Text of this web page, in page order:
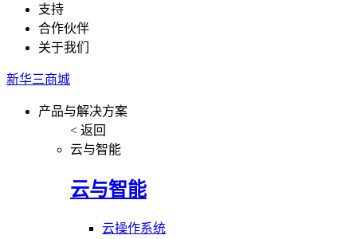
支持
合作伙伴
关于我们
新华三商城
产品与解决方案
< 返回
云与智能
云与智能
云操作系统